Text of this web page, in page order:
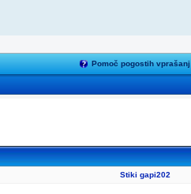
Pomoč pogostih vprašanj
Stiki gapi202